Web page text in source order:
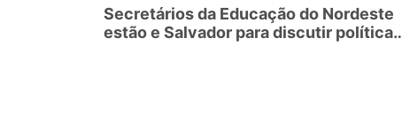
Secretários da Educação do Nordeste
estão e Salvador para discutir políticas